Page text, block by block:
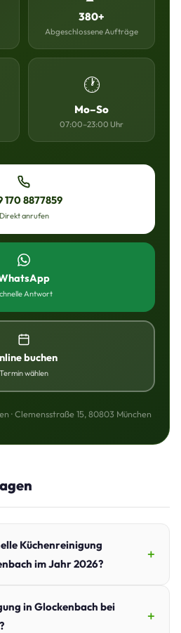
380+
Abgeschlossene Aufträge
🕐
Mo–So
07:00–23:00 Uhr
170 8877859
Direkt anrufen
Antwort
buchen
Termin wählen
· Clemensstraße 15, 80803 München
Küchenreinigung
im Jahr 2026?
in Glockenbach bei